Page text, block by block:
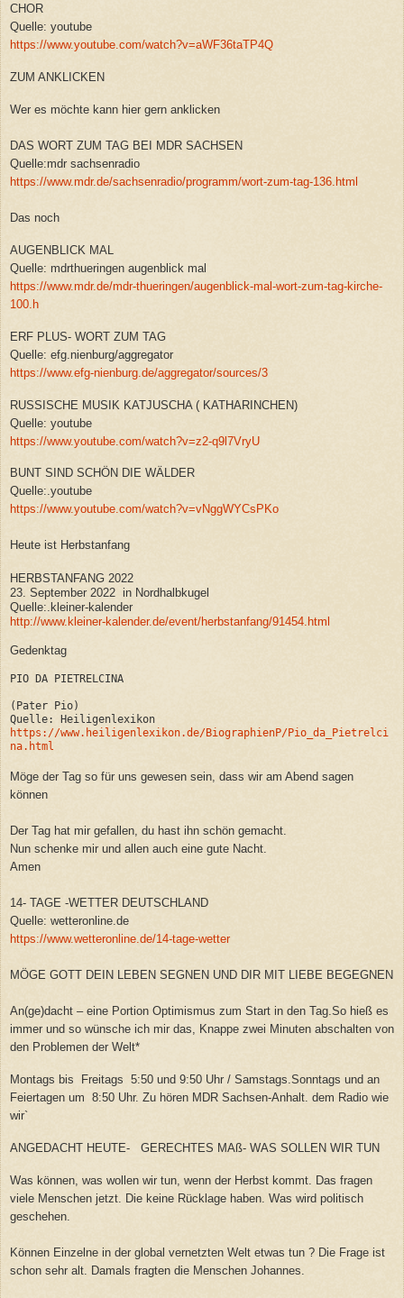
CHOR
Quelle: youtube
https://www.youtube.com/watch?v=aWF36taTP4Q
ZUM ANKLICKEN
Wer es möchte kann hier gern anklicken
DAS WORT ZUM TAG BEI MDR SACHSEN
Quelle:mdr sachsenradio
https://www.mdr.de/sachsenradio/programm/wort-zum-tag-136.html
Das noch
AUGENBLICK MAL
Quelle: mdrthueringen augenblick mal
https://www.mdr.de/mdr-thueringen/augenblick-mal-wort-zum-tag-kirche-
100.h
ERF PLUS- WORT ZUM TAG
Quelle: efg.nienburg/aggregator
https://www.efg-nienburg.de/aggregator/sources/3
RUSSISCHE MUSIK KATJUSCHA ( KATHARINCHEN)
Quelle: youtube
https://www.youtube.com/watch?v=z2-q9l7VryU
BUNT SIND SCHÖN DIE WÄLDER
Quelle:.youtube
https://www.youtube.com/watch?v=vNggWYCsPKo
Heute ist Herbstanfang
HERBSTANFANG 2022
23. September 2022 in Nordhalbkugel
Quelle:.kleiner-kalender
http://www.kleiner-kalender.de/event/herbstanfang/91454.html
Gedenktag
PIO DA PIETRELCINA
(Pater Pio)
Quelle: Heiligenlexikon
https://www.heiligenlexikon.de/BiographienP/Pio_da_Pietrelci
na.html
Möge der Tag so für uns gewesen sein, dass wir am Abend sagen
können
Der Tag hat mir gefallen, du hast ihn schön gemacht.
Nun schenke mir und allen auch eine gute Nacht.
Amen
14- TAGE -WETTER DEUTSCHLAND
Quelle: wetteronline.de
https://www.wetteronline.de/14-tage-wetter
MÖGE GOTT DEIN LEBEN SEGNEN UND DIR MIT LIEBE BEGEGNEN
An(ge)dacht – eine Portion Optimismus zum Start in den Tag.So hieß es
immer und so wünsche ich mir das, Knappe zwei Minuten abschalten von
den Problemen der Welt*
Montags bis Freitags 5:50 und 9:50 Uhr / Samstags.Sonntags und an
Feiertagen um 8:50 Uhr. Zu hören MDR Sachsen-Anhalt. dem Radio wie
wir`
ANGEDACHT HEUTE- GERECHTES MAß- WAS SOLLEN WIR TUN
Was können, was wollen wir tun, wenn der Herbst kommt. Das fragen
viele Menschen jetzt. Die keine Rücklage haben. Was wird politisch
geschehen.
Können Einzelne in der global vernetzten Welt etwas tun ? Die Frage ist
schon sehr alt. Damals fragten die Menschen Johannes.